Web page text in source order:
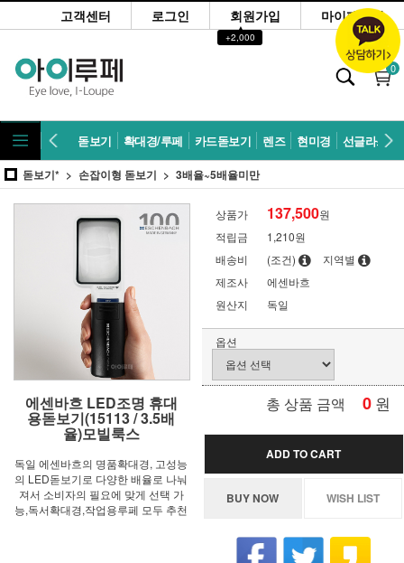
고객센터 로그인 회원가입
▲
+2,000
마이페이지
0
돋보기 확대경/루페 카드돋보기 렌즈 현미경 선글라스
돋보기* 손잡이형 돋보기 3배율~5배율미만
에센바흐 LED조명 휴대
용돋보기(15113 / 3.5배
율)모빌룩스
독일 에센바흐의 명품확대경, 고성능
의 LED돋보기로 다양한 배율로 나눠
져서 소비자의 필요에 맞게 선택 가
능,독서확대경,작업용루페 모두 추천
상품가 137,500원
적립금
1,210원
배송비
(조건)
지역별
제조사
에센바흐
원산지
독일
옵션
총 상품 금액 0 원
ADD TO CART
BUY NOW WISH LIST